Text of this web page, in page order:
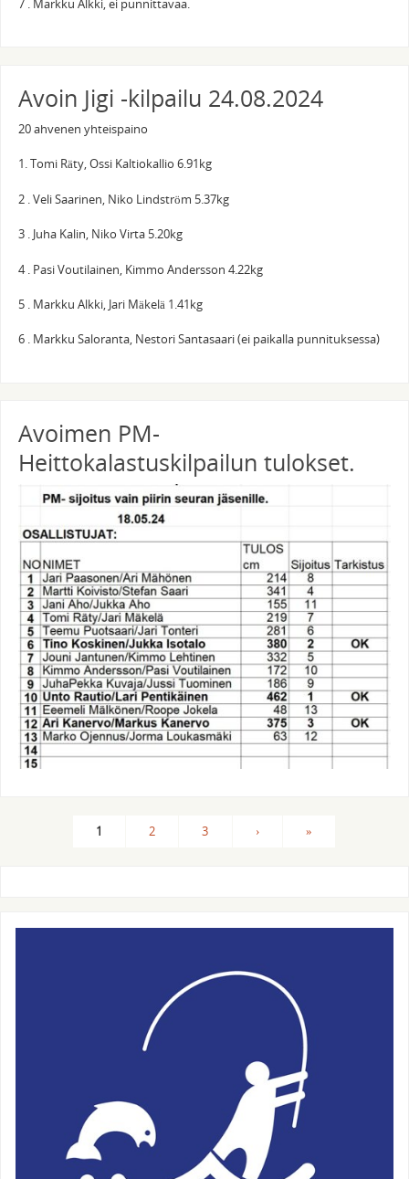
7 . Markku Alkki, ei punnittavaa.
Avoin Jigi -kilpailu 24.08.2024
20 ahvenen yhteispaino
1. Tomi Räty, Ossi Kaltiokallio 6.91kg
2 . Veli Saarinen, Niko Lindström 5.37kg
3 . Juha Kalin, Niko Virta 5.20kg
4 . Pasi Voutilainen, Kimmo Andersson 4.22kg
5 . Markku Alkki, Jari Mäkelä 1.41kg
6 . Markku Saloranta, Nestori Santasaari (ei paikalla punnituksessa)
Avoimen PM-
Heittokalastuskilpailun tulokset.
1 2 3 › »